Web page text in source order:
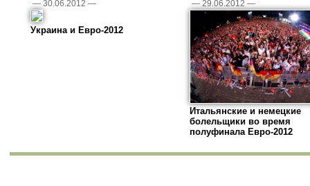
— 30.06.2012 —
Украина и Евро-2012
— 29.06.2012 —
Итальянские и немецкие
болельщики во время
полуфинала Евро-2012